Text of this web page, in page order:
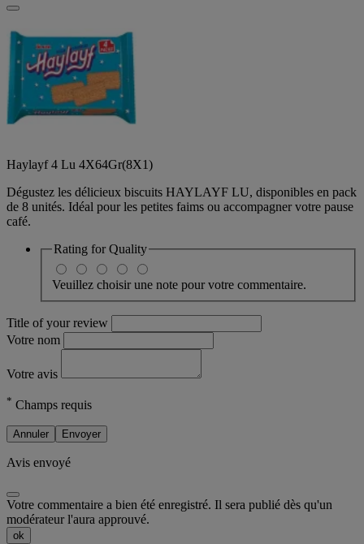
Haylayf 4 Lu 4X64Gr(8X1)
Dégustez les délicieux biscuits HAYLAYF LU, disponibles en pack
de 8 unités. Idéal pour les petites faims ou accompagner votre pause
café.
Rating forQuality
Veuillez choisir une note pour votre commentaire.
Title of your review
Votre nom
Votre avis
* Champs requis
Annuler Envoyer
Avis envoyé
Votre commentaire a bien été enregistré. Il sera publié dès qu'un
modérateur l'aura approuvé.
ok